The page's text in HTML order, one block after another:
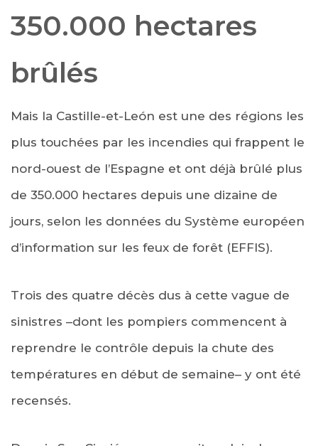
350.000 hectares
brûlés
Mais la Castille-et-León est une des régions les
plus touchées par les incendies qui frappent le
nord-ouest de l’Espagne et ont déjà brûlé plus
de 350.000 hectares depuis une dizaine de
jours, selon les données du Système européen
d’information sur les feux de forêt (EFFIS).
Trois des quatre décès dus à cette vague de
sinistres –dont les pompiers commencent à
reprendre le contrôle depuis la chute des
températures en début de semaine– y ont été
recensés.